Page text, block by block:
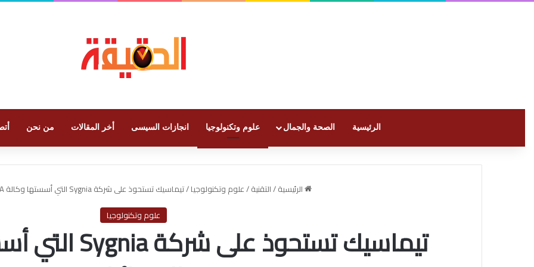
الرئيسية الصحة والجمال علوم وتكنولوجيا انجازات السيسى أخر المقالات من نحن
الرئيسية/التقنية/علوم وتكنولوجيا/تيماسيك تستحوذ على شركة Sygnia التي أسستها وكالة NSA الإسرائيلية
علوم وتكنولوجيا